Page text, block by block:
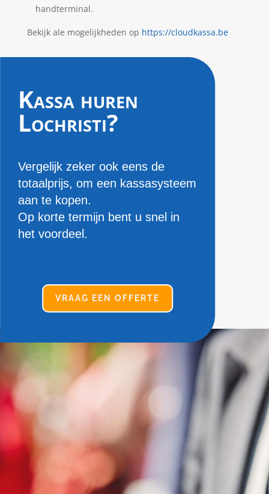
handterminal.
Bekijk ale mogelijkheden op https://cloudkassa.be
Kassa huren
Lochristi?
Vergelijk zeker ook eens de
totaalprijs, om een kassasysteem
aan te kopen.
Op korte termijn bent u snel in
het voordeel.
VRAAG EEN OFFERTE